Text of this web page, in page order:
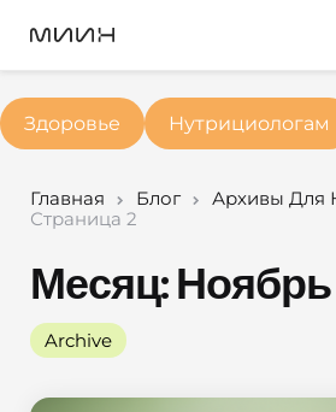
Здоровье Нутрициологам
Главная Блог
Архивы Для
Страница 2
Archive
Месяц: